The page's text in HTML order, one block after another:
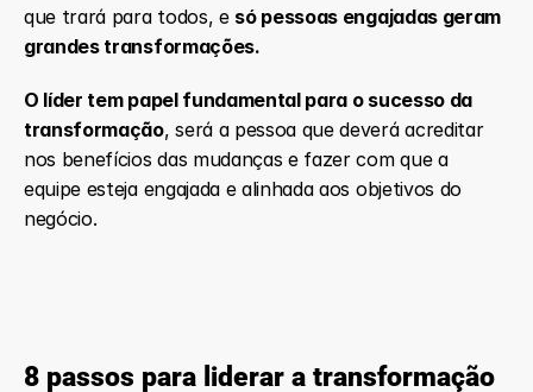
que trará para todos, e só pessoas engajadas geram
grandes transformações.
O líder tem papel fundamental para o sucesso da
transformação, será a pessoa que deverá acreditar
nos benefícios das mudanças e fazer com que a
equipe esteja engajada e alinhada aos objetivos do
negócio.
8 passos para liderar a transformação